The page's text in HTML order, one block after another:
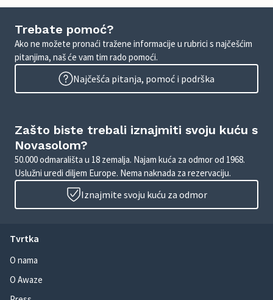
Trebate pomoć?
Ako ne možete pronaći tražene informacije u rubrici s najčešćim
pitanjima, naš će vam tim rado pomoći.
Najčešća pitanja, pomoć i podrška
Zašto biste trebali iznajmiti svoju kuću s
Novasolom?
50.000 odmarališta u 18 zemalja. Najam kuća za odmor od 1968.
Uslužni uredi diljem Europe. Nema naknada za rezervaciju.
Iznajmite svoju kuću za odmor
Tvrtka
O nama
O Awaze